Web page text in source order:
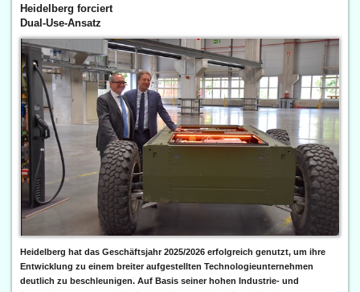
Heidelberg forciert
Dual-Use-Ansatz
Heidelberg hat das Geschäftsjahr 2025/2026 erfolgreich genutzt, um ihre
Entwicklung zu einem breiter aufgestellten Technologieunternehmen
deutlich zu beschleunigen. Auf Basis seiner hohen Industrie- und